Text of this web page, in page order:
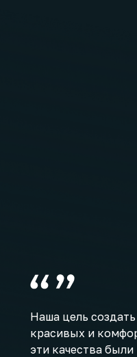
Наша цель
красивых и
эти качества